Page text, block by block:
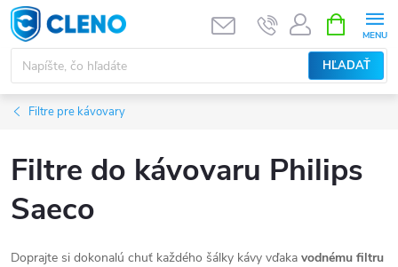
Prejsť
na
obsah
HĽADAŤ
KOŠÍK
Filtre pre kávovary
Filtre do kávovaru Philips
Saeco
Doprajte si dokonalú chuť každého šálky kávy vďaka vodnému filtru